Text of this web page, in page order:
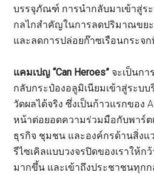
บรรจุภัณฑ์ การนำกลับมาเข้าสู่ระ
กลไกสำคัญในการลดปริมาณขย
และลดการปล่อยก๊าซเรือนกระจ
แคมเปญ “Can Heroes” จะเป็นกา
กลับกระป๋องอลูมิเนียมเข้าสู่ระบบ
วัดผลได้จริง ซึ่งเป็นก้าวแรกของ
หน้าต่อยอดความร่วมมือกับพาร์ต
ธุรกิจ ชุมชน และองค์กรด้านสิ่งแ
รีไซเคิลแบบวงจรปิดของเราให้
มากขึ้น และเข้าถึงประชาชนทุก